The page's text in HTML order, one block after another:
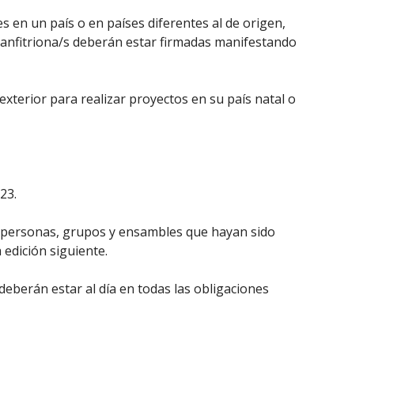
en un país o en países diferentes al de origen,
s deberán estar firmadas manifestando
para realizar proyectos en su país natal o
grupos y ensambles que hayan sido
siguiente.
estar al día en todas las obligaciones